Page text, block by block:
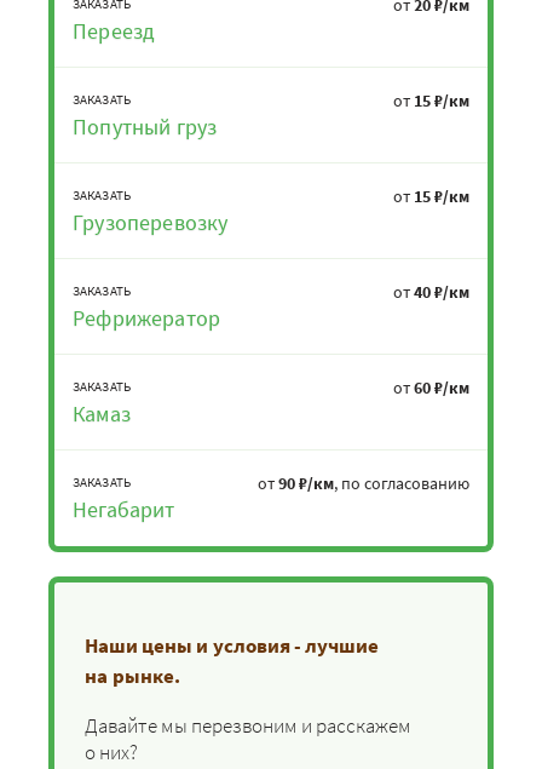
Переезд
ЗАКАЗАТЬ
Попутный груз
от 15 ₽/км
ЗАКАЗАТЬ
Грузоперевозку
от 15 ₽/км
ЗАКАЗАТЬ
Рефрижератор
от40 ₽/км
ЗАКАЗАТЬ
Камаз
от60 ₽/км
ЗАКАЗАТЬ
Негабарит
от90 ₽/км, по согласованию
Наши цены и условия - лучшие
на рынке.
Давайте мы перезвоним и расскажем
о них?